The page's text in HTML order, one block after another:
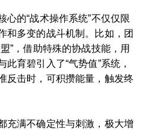
心的“战术操作系统”不仅仅限
和多变的战斗机制。比如，团
”，借助特殊的协战技能，用
育碧引入了“气势值”系统，
反击时，可积攒能量，触发终
充满不确定性与刺激，极大增